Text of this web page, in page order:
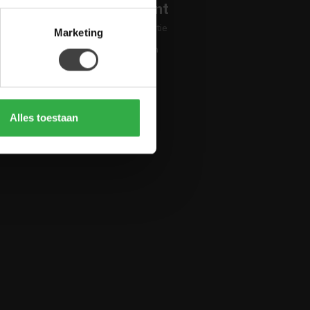
Marketing
Alles toestaan
Mijn account
Account informatie
Mijn bestellingen
Mijn tickets
Alle producten